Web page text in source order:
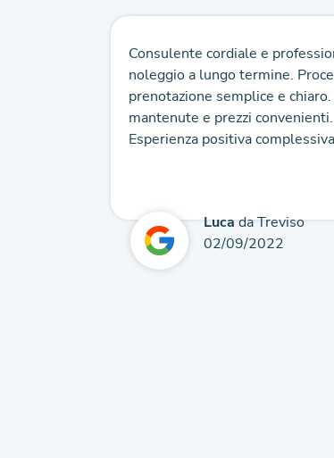
Consulente cordiale e
noleggio a lungo termine.
prenotazione semplice e
mantenute e prezzi convenienti.
Esperienza positiva
Lucada Treviso
02/09/2022